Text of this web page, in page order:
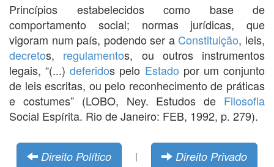
Princípios estabelecidos como base de
comportamento social; normas jurídicas, que
vigoram num país, podendo ser a Constituição, leis,
decretos, regulamentos, ou outros instrumentos
legais, “(...)deferidos pelo Estado por um conjunto
de leis escritas, ou pelo reconhecimento de práticas
e costumes” (LOBO, Ney. Estudos de Filosofia
Social Espírita. Rio de Janeiro: FEB, 1992, p. 279).
Direito Político | Direito Privado